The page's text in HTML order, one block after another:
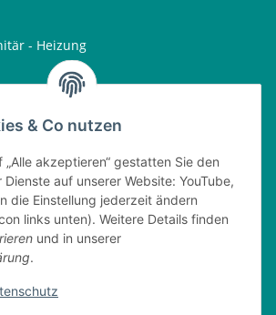
& Co nutzen
„Alle akzeptieren“ gestatten Sie den
auf unserer Website: YouTube,
die Einstellung jederzeit ändern
links unten). Weitere Details finden
und in unserer
.
- Heizung
- 16:30 Uhr